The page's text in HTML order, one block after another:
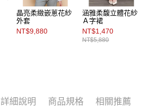
晶亮柔緻嵌蔥花紗
外套
NT$9,880
涵雅柔馥立體花紗
Ａ字裙
NT$1,470
NT$5,880
詳細說明 商品規格 相關推薦